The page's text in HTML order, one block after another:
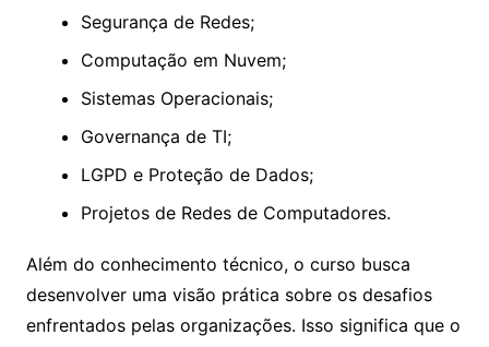
Segurança de Redes;
Computação em Nuvem;
Sistemas Operacionais;
Governança de TI;
LGPD e Proteção de Dados;
Projetos de Redes de Computadores.
Além do conhecimento técnico, o curso busca
desenvolver uma visão prática sobre os desafios
enfrentados pelas organizações. Isso significa que o